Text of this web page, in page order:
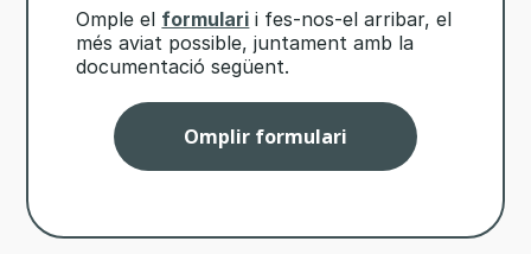
Omple el formulari i fes-nos-el arribar, el
més aviat possible, juntament amb la
documentació següent.
Omplir formulari